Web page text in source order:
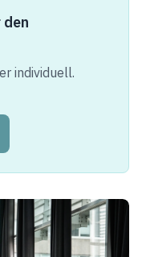
den
individuell.